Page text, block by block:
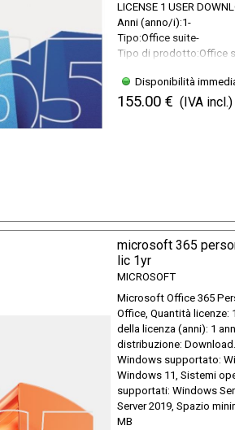
LICENSE 1 USER
Anni (anno/i):1-
Tipo:Office suite-
Tipo di prodotto:Office
Disponibilità
155.00 € (IVA incl.)
microsoft 365
lic 1yr
MICROSOFT
Microsoft Office 365
Office, Quantità licenze:
della licenza (anni): 1
distribuzione:
Windows supportato:
Windows 11, Sistemi
supportati: Windows
Server 2019, Spazio
MB